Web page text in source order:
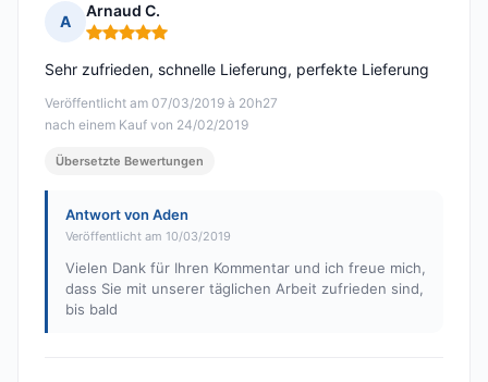
A
Arnaud C.
Hinweis: 5 von 5
Veröffentlicht am 07/03/2019 à 20h27
nach einem Kauf von 24/02/2019
Sehr zufrieden, schnelle Lieferung, perfekte Lieferung
Übersetzte Bewertungen
Antwort von Aden
Veröffentlicht am 10/03/2019
Vielen Dank für Ihren Kommentar und ich freue mich,
dass Sie mit unserer täglichen Arbeit zufrieden sind,
bis bald